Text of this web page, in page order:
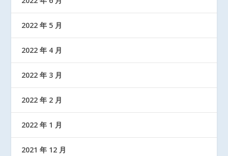
2022 年 5 月
2022 年 4 月
2022 年 3 月
2022 年 2 月
2022 年 1 月
2021 年 12 月